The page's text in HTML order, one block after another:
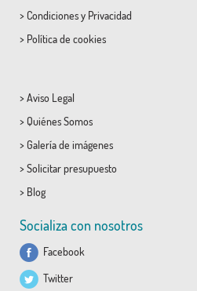
> Condicionesy Privacidad
> Política de cookies
> Aviso Legal
> Quiénes Somos
> Galería de imágenes
> Solicitar presupuesto
> Blog
Socializa con nosotros
Facebook
Twitter